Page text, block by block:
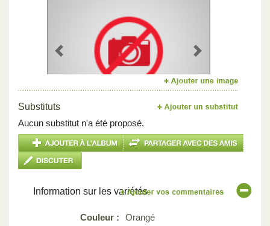
Previous Next
Substituts
Aucun substitut n'a été proposé.
Information sur les variétés
Couleur :
Orangé